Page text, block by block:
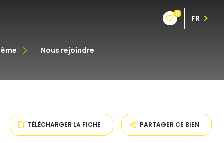
0 FR
nous rejoindre
TÉLÉCHARGER LA FICHE PARTAGER CE BIEN